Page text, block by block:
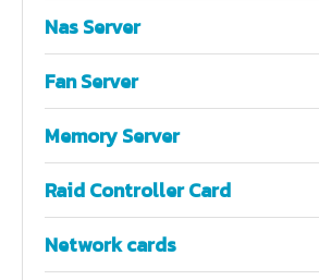
Nas Server
Fan Server
Memory Server
Raid Controller Card
Network cards